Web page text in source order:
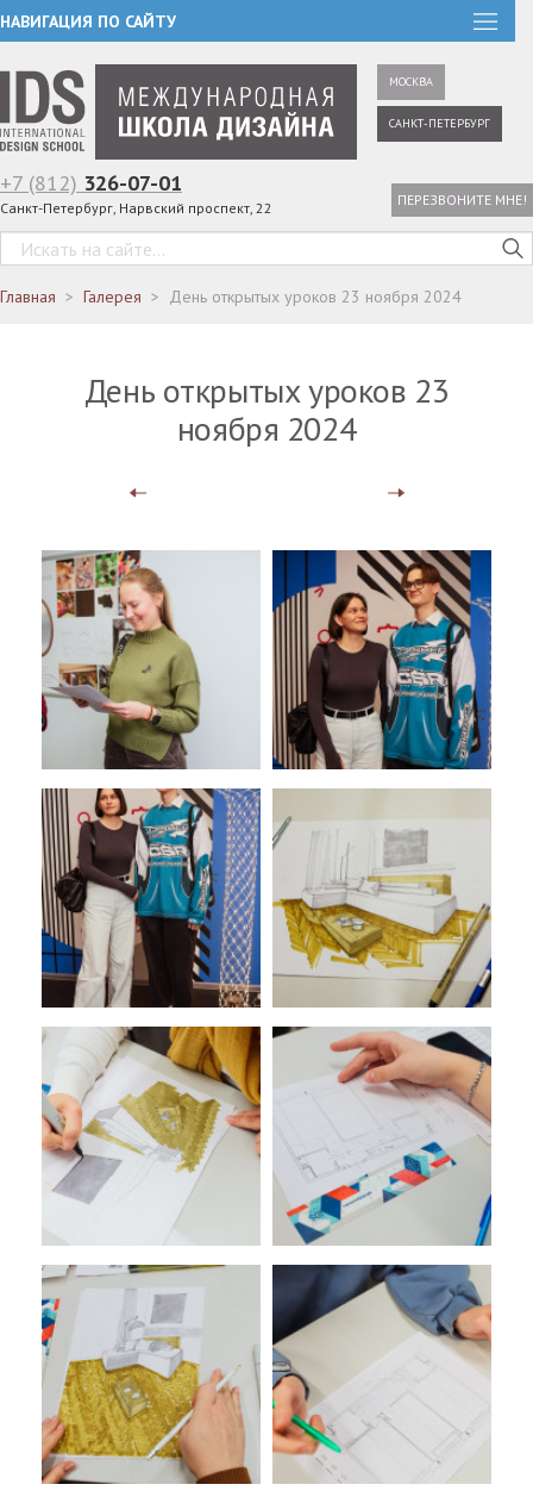
НАВИГАЦИЯ ПО САЙТУ
МОСКВА
САНКТ-ПЕТЕРБУРГ
+7 (812) 326-07-01
Санкт-Петербург, Нарвский проспект, 22 ПЕРЕЗВОНИТЕ МНЕ!
Главная Галерея День открытых уроков 23 ноября 2024
День открытых уроков 23
ноября 2024